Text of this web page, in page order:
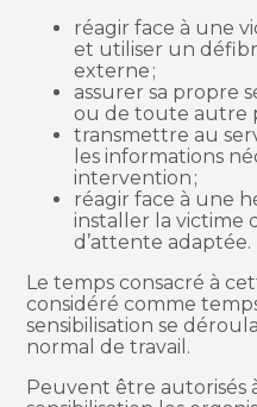
réagir face à une
et utiliser un
externe ;
assurer sa propre
ou de toute autre
transmettre au
les informations
intervention ;
réagir face à une
installer la victime
d’attente adaptée.
Le temps consacré à
considéré comme
sensibilisation se
normal de travail.
Peuvent être autorisés